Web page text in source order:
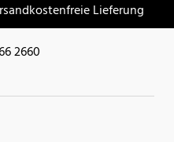
Lieferung
2660